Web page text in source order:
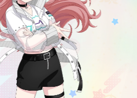
Anime
Media
About